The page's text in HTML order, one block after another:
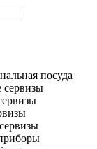
посуда